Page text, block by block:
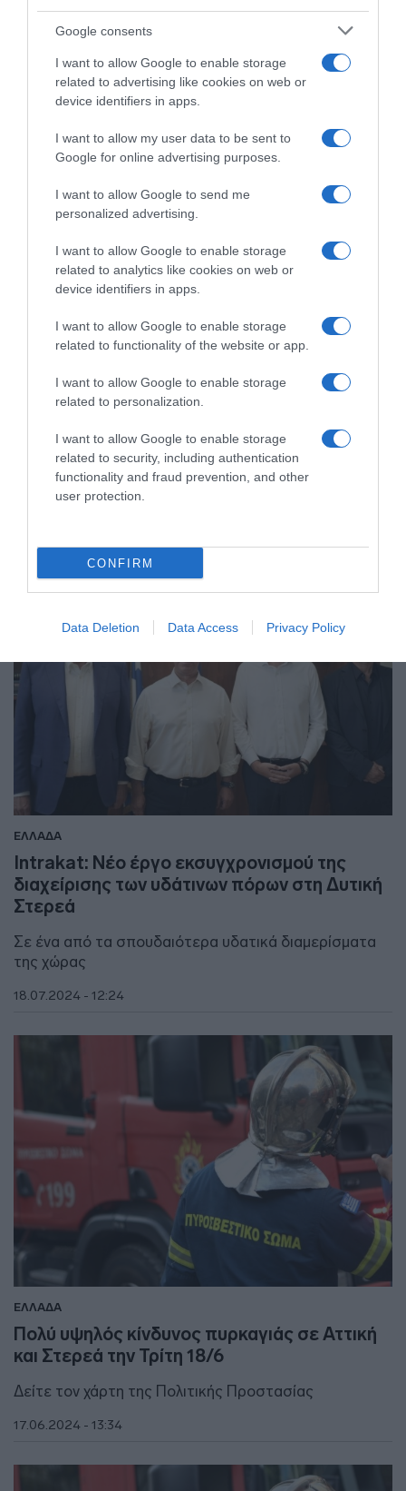
Google consents
I want to allow Google to enable storage
related to advertising like cookies on web or
device identifiers in apps.
I want to allow my user data to be sent to
Google for online advertising purposes.
I want to allow Google to send me
personalized advertising.
I want to allow Google to enable storage
related to analytics like cookies on web or
device identifiers in apps.
I want to allow Google to enable storage
related to functionality of the website or app.
I want to allow Google to enable storage
related to personalization.
I want to allow Google to enable storage
related to security, including authentication
functionality and fraud prevention, and other
user protection.
CONFIRM
Data Deletion Data Access Privacy Policy
Στο πορτοκαλί αύριο Αττική, Πελοπόννησος,
Στερεά Ελλάδα, Θεσσαλία και Κρήτη –
Υψηλός κίνδυνος πυρκαγιάς
Σε ποια σημεία η πυροσβεστική θα κάνει περιπολίες
με drones
ΕΛΛΑΔΑ
Intrakat: Νέο έργο εκσυγχρονισμού της
διαχείρισης των υδάτινων πόρων στη Δυτική
Στερεά
Σε ένα από τα σπουδαιότερα υδατικά διαμερίσματα
της χώρας
18.07.2024 - 12:24
ΕΛΛΑΔΑ
Πολύ υψηλός κίνδυνος πυρκαγιάς σε Αττική
και Στερεά την Τρίτη 18/6
Δείτε τον χάρτη της Πολιτικής Προστασίας
17.06.2024 - 13:34